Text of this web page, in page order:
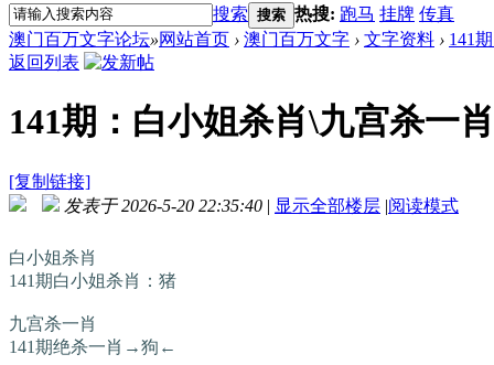
搜索 搜索 热搜: 跑马 挂牌 传真
澳门百万文字论坛»网站首页 › 澳门百万文字 › 文字资料 › 141
返回列表
141期：白小姐杀肖\九宫杀一
[复制链接]
发表于 2026-5-20 22:35:40 | 显示全部楼层 |阅读模式
白小姐杀肖
141期白小姐杀肖：猪
九宫杀一肖
141期绝杀一肖→狗←